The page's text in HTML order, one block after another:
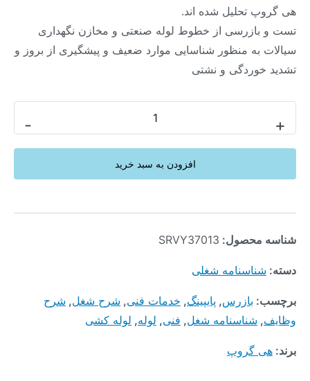
هی گروپ تحلیل شده اند.
تست و بازرسی از خطوط لوله صنعتی و مخازن نگهداری
سیالات به منظور شناسایی موارد ضعیف و پیشگیری از بروز و
تشدید خوردگی و نشتی
- +
افزودن به سبد خرید
شناسه محصول: SRVY37013
دسته: شناسنامه شغلی
برچسب: بازرس, پایپینگ, خدمات فنی, شرح شغل, شرح
وظایف, شناسنامه شغل, فنی, لوله, لوله کشی
برند: هی گروپ